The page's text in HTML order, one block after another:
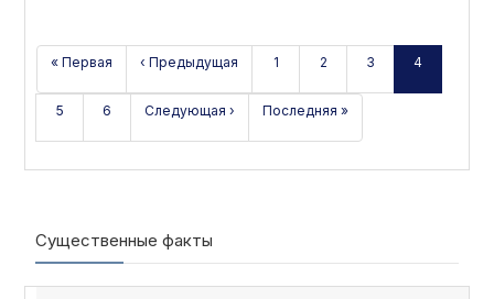
« Первая ‹ Предыдущая 1 2 3 4
5 6 Следующая › Последняя »
Существенные факты